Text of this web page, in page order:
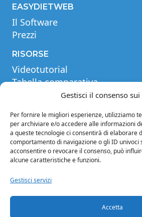
Gestisci il consenso
Per fornire le migliori esperienze, utilizziamo
per archiviare e/o accedere alle informazioni
a queste tecnologie ci consentirà di elaborare
comportamento di navigazione o gli ID univoci
acconsentire o revocare il consenso, può
alcune caratteristiche e funzioni.
Gestisci servizi
Accetta
EASYDIETWEB
Il Software
Prezzi
RISORSE
Videotutorial
Tabella comparativa
INFORMAZIONI
Note legali
Privacy Policy
Condizioni generali di contratto